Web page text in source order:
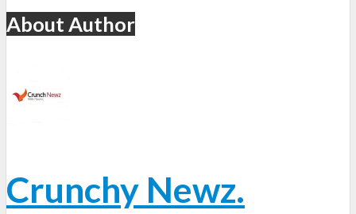
About Author
Crunchy Newz.